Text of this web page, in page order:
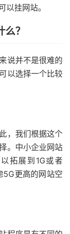
以挂网站。
？
说并不是很难的
以选择一个比较
，我们根据这个
。中小企业网站
拓展到1G或者
5G更高的网站空